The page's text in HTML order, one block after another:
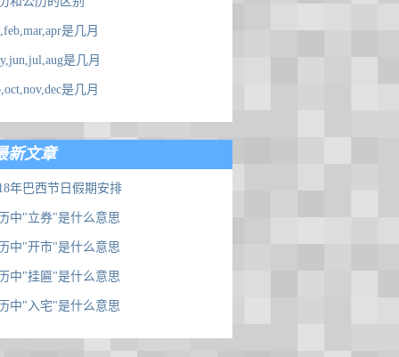
是几月
是几月
是几月
新文章
年巴西节日假期安排
中"立券"是什么意思
中"开市"是什么意思
中"挂匾"是什么意思
中"入宅"是什么意思